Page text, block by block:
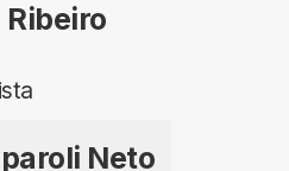
Neto